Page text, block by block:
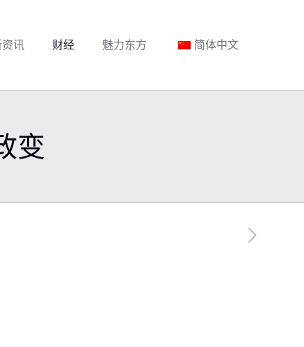
讯 财经 魅力东方 简体中文
变